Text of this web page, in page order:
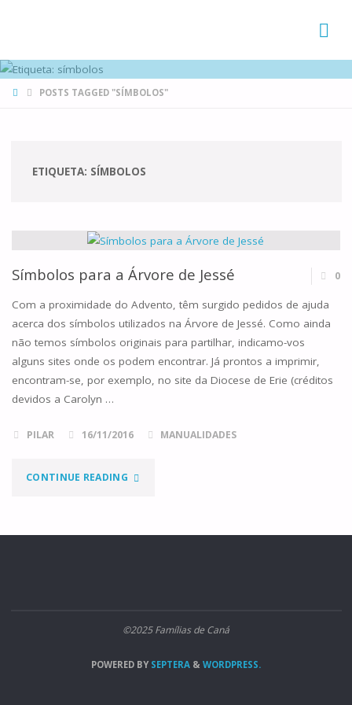
HOMEPOSTS TAGGED "SÍMBOLOS"
ETIQUETA: SÍMBOLOS
Símbolos para a Árvore de Jessé 0
Com a proximidade do Advento, têm surgido pedidos de ajuda
acerca dos símbolos utilizados na Árvore de Jessé. Como ainda
não temos símbolos originais para partilhar, indicamo-vos
alguns sites onde os podem encontrar. Já prontos a imprimir,
encontram-se, por exemplo, no site da Diocese de Erie (créditos
devidos a Carolyn …
PILAR 16/11/2016 MANUALIDADES
CONTINUE READING"SÍMBOLOS
A
JESSÉ"
©2025 Famílias de Caná
POWERED BYSEPTERA & WORDPRESS.